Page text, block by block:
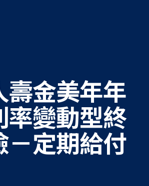
壽金美年年
率變動型終
－定期給付